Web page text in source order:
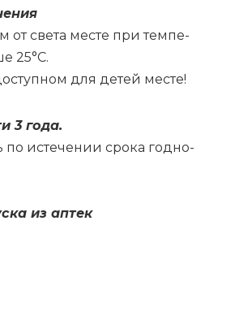
от све­та ме­сте при тем­пе­
25°С.
для де­тей ме­сте!
3 го­да.
по ис­те­че­нии сро­ка год­но­
из ап­тек